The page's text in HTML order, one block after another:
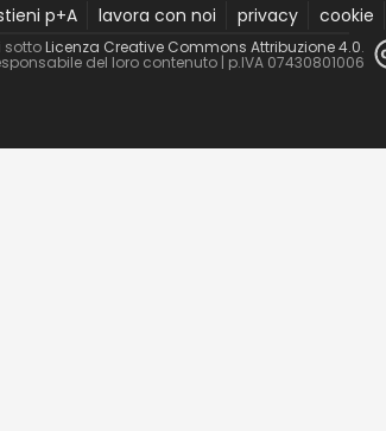
p+A lavora con noi privacy cookie
sottoLicenza Creative Commons Attribuzione 4.0.
del loro contenuto | p.IVA 07430801006